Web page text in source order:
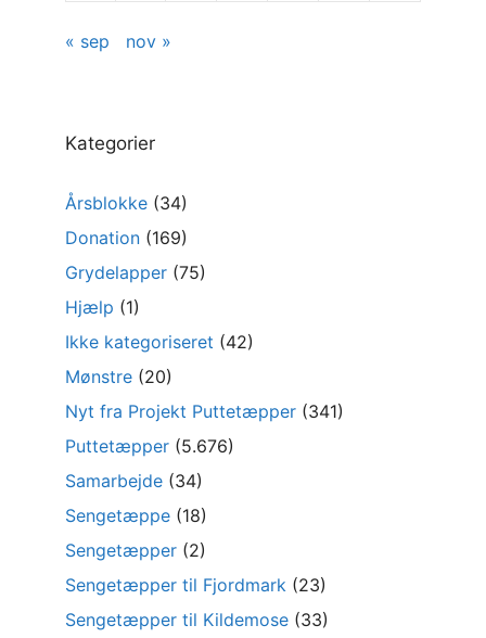
« sep nov »
Kategorier
Årsblokke (34)
Donation (169)
Grydelapper (75)
Hjælp (1)
Ikke kategoriseret (42)
Mønstre (20)
Nyt fra Projekt Puttetæpper (341)
Puttetæpper (5.676)
Samarbejde (34)
Sengetæppe (18)
Sengetæpper (2)
Sengetæpper til Fjordmark (23)
Sengetæpper til Kildemose (33)